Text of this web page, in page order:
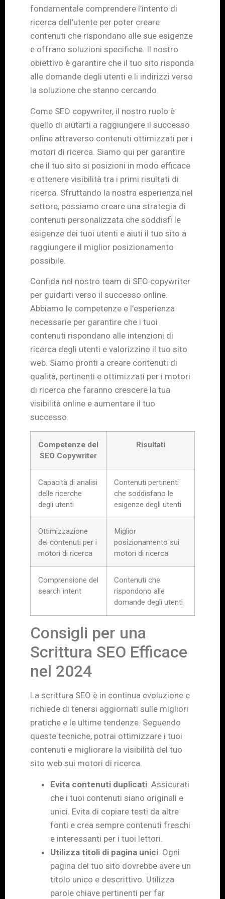
fondamentale comprendere l’intento di
ricerca dell’utente per poter creare
contenuti che rispondano alle sue esigenze
e offrano soluzioni specifiche. Il nostro
obiettivo è garantire che il tuo sito risponda
alle domande degli utenti e li indirizzi verso
la soluzione che stanno cercando.
Come SEO copywriter, il nostro ruolo è
quello di aiutarti a raggiungere il successo
online attraverso contenuti ottimizzati per i
motori di ricerca. Siamo qui per garantire
che il tuo sito si posizioni in modo efficace
e ottenere visibilità tra i primi risultati di
ricerca. Sfruttando la nostra esperienza nel
settore, possiamo creare una strategia di
contenuti personalizzata che soddisfi le
esigenze dei tuoi utenti e aiuti il tuo sito a
raggiungere il miglior posizionamento
possibile.
Confida nel nostro team di SEO copywriter
per guidarti verso il successo online.
Abbiamo le competenze e l’esperienza
necessarie per garantire che i tuoi
contenuti rispondano alle intenzioni di
ricerca degli utenti e valorizzino il tuo sito
web. Siamo pronti a creare contenuti di
qualità, pertinenti e ottimizzati per i motori
di ricerca che faranno crescere la tua
visibilità online e aumentare il tuo
successo.
Competenze del
SEO Copywriter
Risultati
Capacità di analisi
delle ricerche
degli utenti
Contenuti pertinenti
che soddisfano le
esigenze degli utenti
Ottimizzazione
dei contenuti per i
motori di ricerca
Miglior
posizionamento sui
motori di ricerca
Comprensione del
search intent
Contenuti che
rispondono alle
domande degli utenti
Consigli per una
Scrittura SEO Efficace
nel 2024
La scrittura SEO è in continua evoluzione e
richiede di tenersi aggiornati sulle migliori
pratiche e le ultime tendenze. Seguendo
queste tecniche, potrai ottimizzare i tuoi
contenuti e migliorare la visibilità del tuo
sito web sui motori di ricerca.
Evita contenuti duplicati: Assicurati
che i tuoi contenuti siano originali e
unici. Evita di copiare testi da altre
fonti e crea sempre contenuti freschi
e interessanti per i tuoi lettori.
Utilizza titoli di pagina unici: Ogni
pagina del tuo sito dovrebbe avere un
titolo unico e descrittivo. Utilizza
parole chiave pertinenti per far